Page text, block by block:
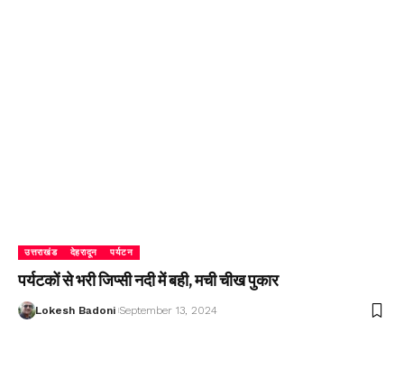
उत्तराखंड देहरादून पर्यटन
पर्यटकों से भरी जिप्सी नदी में बही, मची चीख पुकार
Lokesh Badoni September 13, 2024